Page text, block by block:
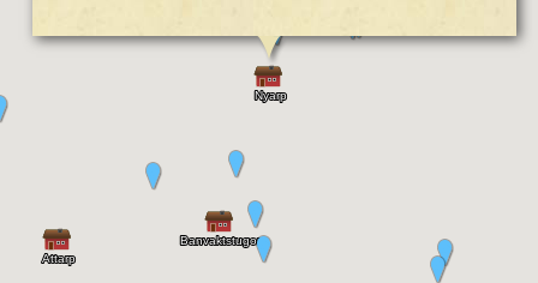
124 Åkershult Nylyckan